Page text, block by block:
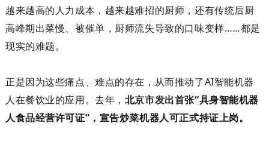
越来越高的人力成本 ， 越来越难招的厨师， 还有传统后厨
高峰期出菜慢、被催单，厨师流失导致的口味变样……都是
现实的难题。
正是因为这些痛点、难点的存在，从而推动了AI智能机器
人在餐饮业的应用。去年， 北京市发出首张“具身智能机器
人食品经营许可证”，宣告炒菜机器人可正式持证上岗。